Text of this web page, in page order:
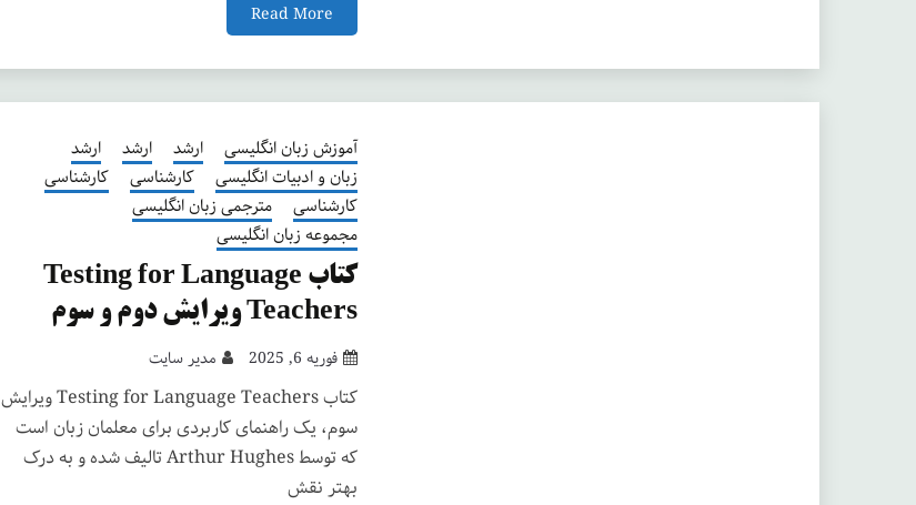
Read More
آموزش زبان انگلیسی ارشد ارشد
ارشد
زبان و ادبیات انگلیسی
کارشناسی
کارشناسی
کارشناسی
مترجمی زبان انگلیسی
مجموعه زبان انگلیسی
کتاب Testing for Language
Teachers ویرایش دوم و سوم
فوریه 6, 2025 مدیر سایت
کتاب Testing for Language Teachers ویرایش
سوم، یک راهنمای کاربردی برای معلمان زبان است
که توسط Arthur Hughes تالیف شده و به درک
بهتر نقش